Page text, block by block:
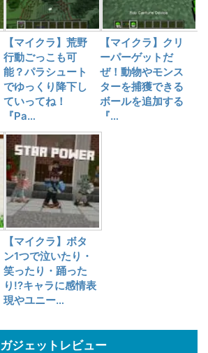
【マイクラ】荒野
行動ごっこも可
能？パラシュート
でゆっくり降下し
ていってね！
『Pa…
【マイクラ】クリ
ーパーゲットだ
ぜ！動物やモンス
ターを捕獲できる
ボールを追加する
『…
【マイクラ】ボタ
ン1つで泣いたり・
笑ったり・踊った
り!?キャラに感情表
現やユニー…
ガジェットレビュー